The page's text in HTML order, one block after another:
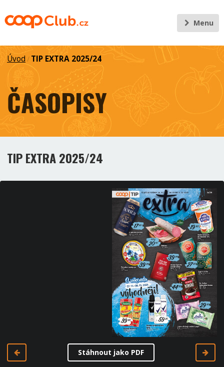
Menu
Úvod / TIP EXTRA 2025/24
ČASOPISY
TIP EXTRA 2025/24
Stáhnout jako PDF